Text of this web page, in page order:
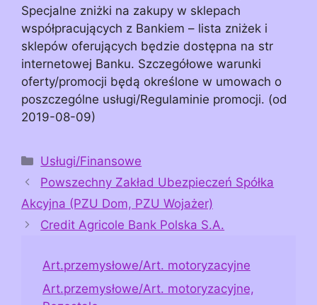
Specjalne zniżki na zakupy w sklepach
współpracujących z Bankiem – lista zniżek i
sklepów oferujących będzie dostępna na str
internetowej Banku. Szczegółowe warunki
oferty/promocji będą określone w umowach o
poszczególne usługi/Regulaminie promocji. (od
2019-08-09)
Kategorie
Usługi/Finansowe
Powszechny Zakład Ubezpieczeń Spółka
Akcyjna (PZU Dom, PZU Wojażer)
Credit Agricole Bank Polska S.A.
Art.przemysłowe/Art. motoryzacyjne
Art.przemysłowe/Art. motoryzacyjne,